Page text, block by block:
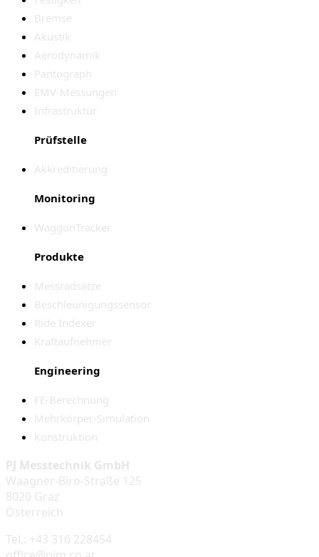
Bremse
Akustik
Aerodynamik
Pantograph
EMV-Messungen
Infrastruktur
Prüfstelle
Akkreditierung
Monitoring
WaggonTracker
Produkte
Messradsätze
Beschleunigungssensor
Ride Indexer
Kraftaufnehmer
Engineering
FE-Berechnung
Mehrkörper-Simulation
Konstruktion
PJ Messtechnik GmbH
Waagner-Biro-Straße 125
8020 Graz
Österreich
Tel.: +43 316 228454